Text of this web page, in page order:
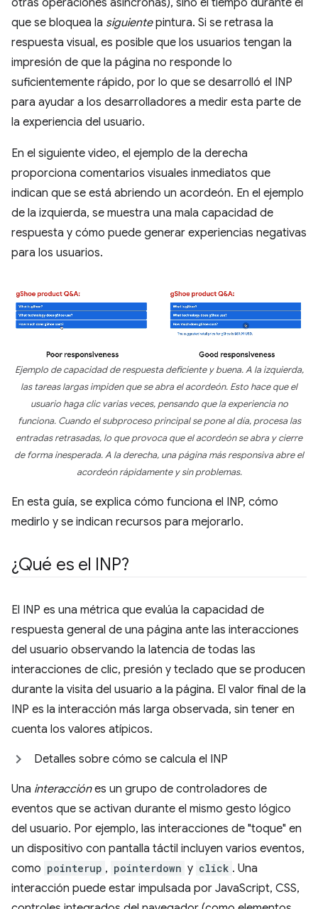
otras operaciones asíncronas), sino el tiempo durante el
que se bloquea la siguientepintura. Si se retrasa la
respuesta visual, es posible que los usuarios tengan la
impresión de que la página no responde lo
suficientemente rápido, por lo que se desarrolló el INP
para ayudar a los desarrolladores a medir esta parte de
la experiencia del usuario.
En el siguiente video, el ejemplo de la derecha
proporciona comentarios visuales inmediatos que
indican que se está abriendo un acordeón. En el ejemplo
de la izquierda, se muestra una mala capacidad de
respuesta y cómo puede generar experiencias negativas
para los usuarios.
Ejemplo de capacidad de respuesta deficiente y buena. A la izquierda,
las tareas largas impiden que se abra el acordeón. Esto hace que el
usuario haga clic varias veces, pensando que la experiencia no
funciona. Cuando el subproceso principal se pone al día, procesa las
entradas retrasadas, lo que provoca que el acordeón se abra y cierre
de forma inesperada. A la derecha, una página más responsiva abre el
acordeón rápidamente y sin problemas.
En esta guía, se explica cómo funciona el INP, cómo
medirlo y se indican recursos para mejorarlo.
¿Qué es el INP?
El INP es una métrica que evalúa la capacidad de
respuesta general de una página ante las interacciones
del usuario observando la latencia de todas las
interacciones de clic, presión y teclado que se producen
durante la visita del usuario a la página. El valor final de la
INP es la interacción más larga observada, sin tener en
cuenta los valores atípicos.
Detalles sobre cómo se calcula el INP
Una interacciónes un grupo de controladores de
eventos que se activan durante el mismo gesto lógico
del usuario. Por ejemplo, las interacciones de "toque" en
un dispositivo con pantalla táctil incluyen varios eventos,
como pointerup , pointerdown y click . Una
interacción puede estar impulsada por JavaScript, CSS,